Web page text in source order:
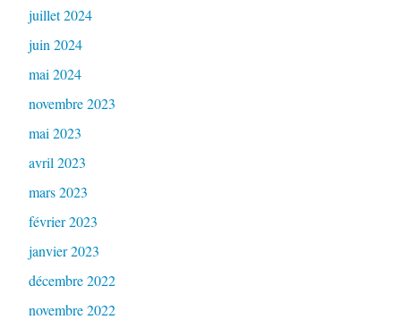
juillet 2024
juin 2024
mai 2024
novembre 2023
mai 2023
avril 2023
mars 2023
février 2023
janvier 2023
décembre 2022
novembre 2022